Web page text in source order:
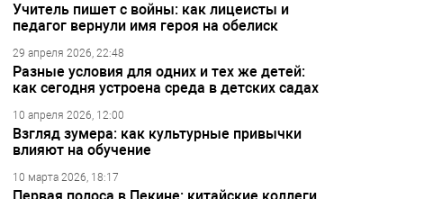
Учитель пишет с войны: как лицеисты и
педагог вернули имя героя на обелиск
29 апреля 2026, 22:48
Разные условия для одних и тех же детей:
как сегодня устроена среда в детских садах
10 апреля 2026, 12:00
Взгляд зумера: как культурные привычки
влияют на обучение
10 марта 2026, 18:17